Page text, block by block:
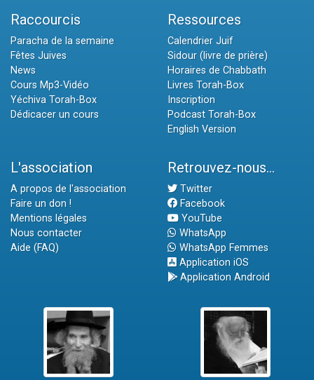
Raccourcis
Paracha de la semaine
Fêtes Juives
News
Cours Mp3-Vidéo
Yéchiva Torah-Box
Dédicacer un cours
Ressources
Calendrier Juif
Sidour (livre de prière)
Horaires de Chabbath
Livres Torah-Box
Inscription
Podcast Torah-Box
English Version
L'association
A propos de l'association
Faire un don !
Mentions légales
Nous contacter
Aide (FAQ)
Retrouvez-nous...
Twitter
Facebook
YouTube
WhatsApp
WhatsApp Femmes
Application iOS
Application Android